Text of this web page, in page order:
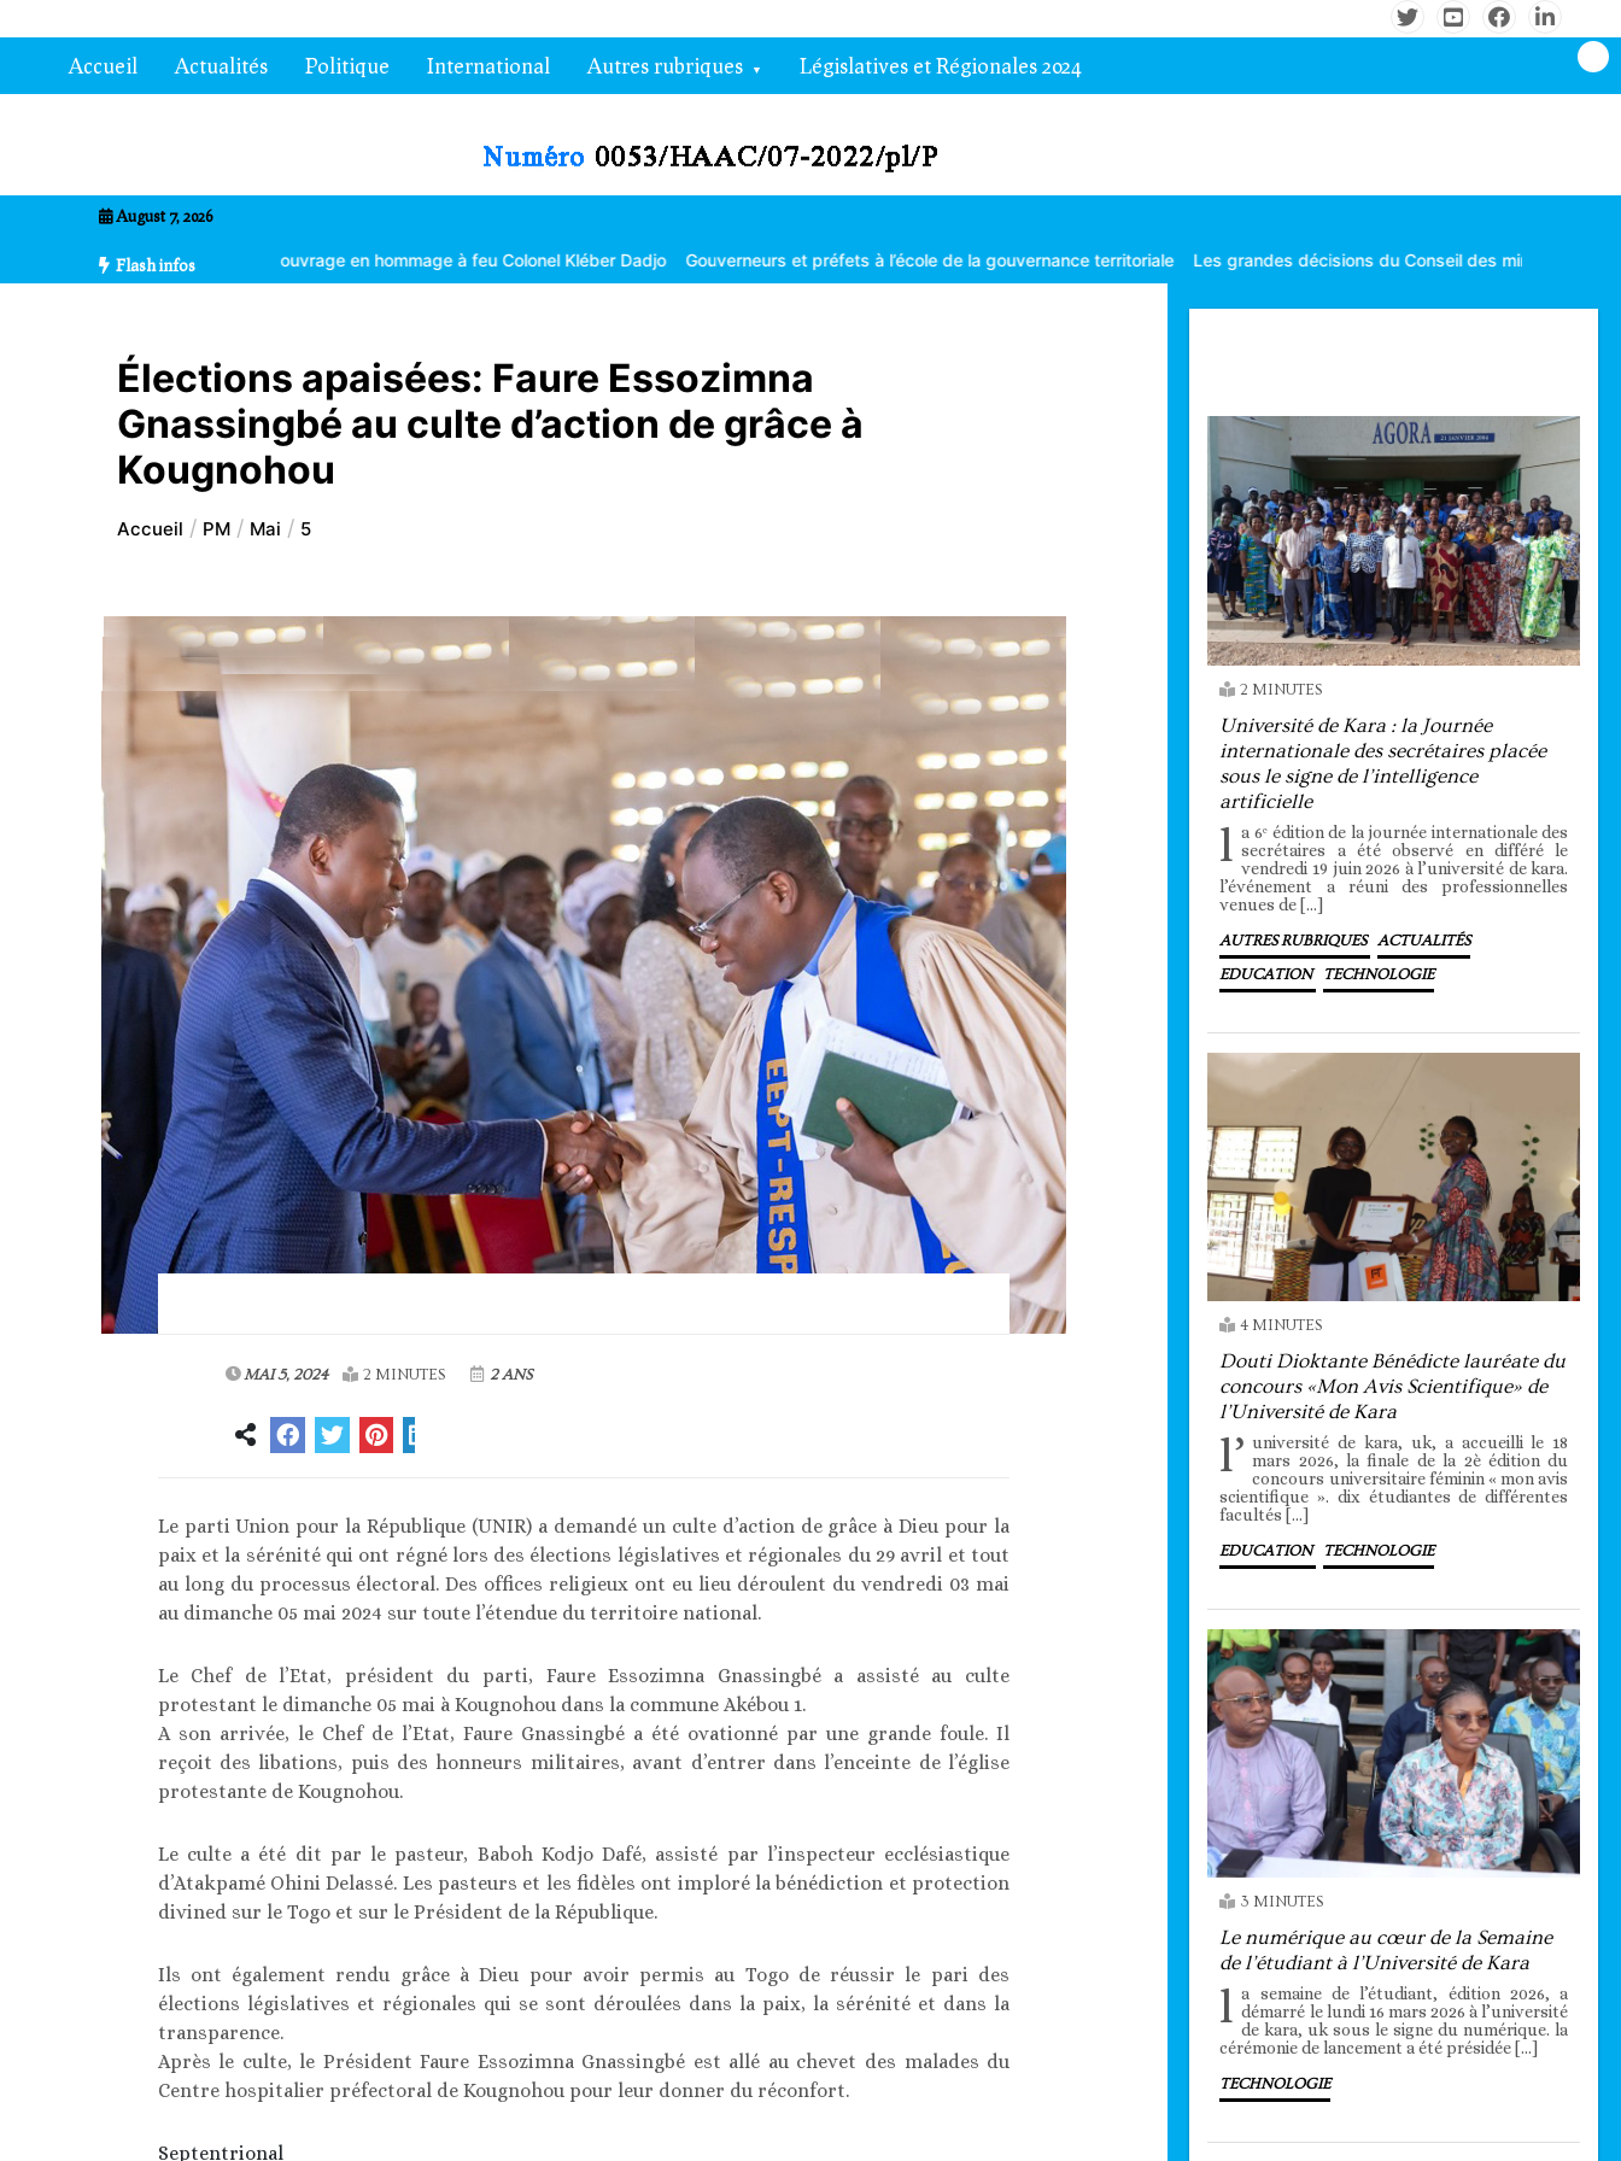
au
contenuAccueil Actualités Politique International Autres rubriques Législatives et Régionales 2024
August 7, 2026
Flash infos
climatique Un ouvrage en hommage à feu Colonel Kléber Dadjo Gouverneurs et préfets à l’école de la gouvernance territoriale Les grandes décisions du Conseil des ministres tenu le mardi 04
Élections apaisées: Faure Essozimna
Gnassingbé au culte d’action de grâce à
Kougnohou
Accueil PM Mai 5
MAI 5, 2024 2 MINUTES 2 ANS
Le parti Union pour la République (UNIR) a demandé un culte d’action de grâce à Dieu pour la
paix et la sérénité qui ont régné lors des élections législatives et régionales du 29 avril et tout
au long du processus électoral. Des offices religieux ont eu lieu déroulent du vendredi 03 mai
au dimanche 05 mai 2024 sur toute l’étendue du territoire national.
Le Chef de l’Etat, président du parti, Faure Essozimna Gnassingbé a assisté au culte
protestant le dimanche 05 mai à Kougnohou dans la commune Akébou 1.
A son arrivée, le Chef de l’Etat, Faure Gnassingbé a été ovationné par une grande foule. Il
reçoit des libations, puis des honneurs militaires, avant d’entrer dans l’enceinte de l’église
protestante de Kougnohou.
Le culte a été dit par le pasteur, Baboh Kodjo Dafé, assisté par l’inspecteur ecclésiastique
d’Atakpamé Ohini Delassé. Les pasteurs et les fidèles ont imploré la bénédiction et protection
divined sur le Togo et sur le Président de la République.
Ils ont également rendu grâce à Dieu pour avoir permis au Togo de réussir le pari des
élections législatives et régionales qui se sont déroulées dans la paix, la sérénité et dans la
transparence.
Après le culte, le Président Faure Essozimna Gnassingbé est allé au chevet des malades du
Centre hospitalier préfectoral de Kougnohou pour leur donner du réconfort.
Septentrional
2 MINUTES
Université de Kara : la Journée
internationale des secrétaires placée
sous le signe de l’intelligence
artificielle
l a 6ᵉ édition de la journée internationale des
secrétaires a été observé en différé le
vendredi 19 juin 2026 à l’université de kara.
l’événement a réuni des professionnelles
venues de […]
AUTRES RUBRIQUES ACTUALITÉS
EDUCATION TECHNOLOGIE
4 MINUTES
Douti Dioktante Bénédicte lauréate du
concours «Mon Avis Scientifique» de
l’Université de Kara
l’ université de kara, uk, a accueilli le 18
mars 2026, la finale de la 2è édition du
concours universitaire féminin « mon avis
scientifique ». dix étudiantes de différentes
facultés […]
EDUCATION TECHNOLOGIE
3 MINUTES
Le numérique au cœur de la Semaine
de l’étudiant à l’Université de Kara
l a semaine de l’étudiant, édition 2026, a
démarré le lundi 16 mars 2026 à l’université
de kara, uk sous le signe du numérique. la
cérémonie de lancement a été présidée […]
TECHNOLOGIE